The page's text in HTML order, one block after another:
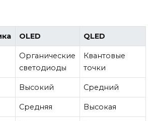
OLED QLED
Органические
светодиоды
Квантовые
точки
Высокий Средний
Средняя Высокая